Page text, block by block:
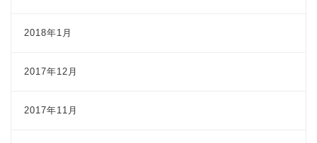
2018年1月
2017年12月
2017年11月